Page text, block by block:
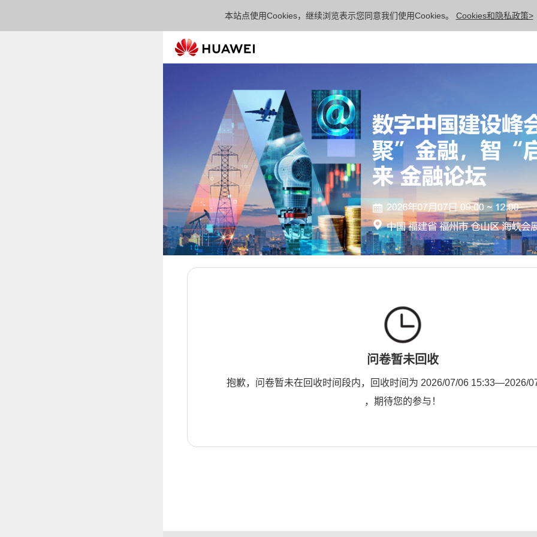
本站点使用Cookies，继续浏览表示您同意我们使用Cookies。 Cookies和隐私政策>
问卷暂未回收
抱歉，问卷暂未在回收时间段内，回收时间为 2026/07/06 15:33—2026/
，期待您的参与！